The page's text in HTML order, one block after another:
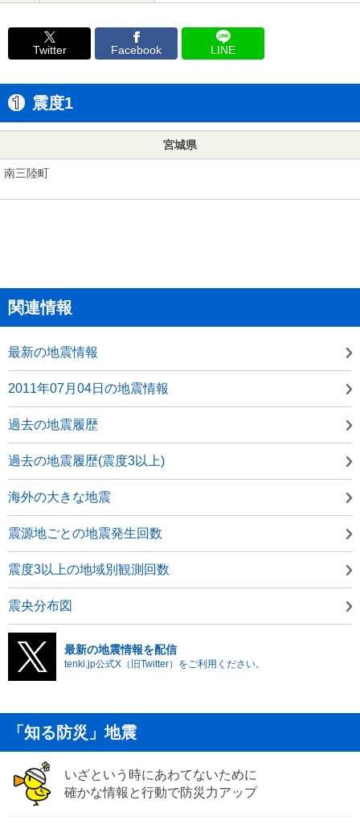
Twitter Facebook LINE
震度1
宮城県
南三陸町
関連情報
最新の地震情報
2011年07月04日の地震情報
過去の地震履歴
過去の地震履歴(震度3以上)
海外の大きな地震
震源地ごとの地震発生回数
震度3以上の地域別観測回数
震央分布図
最新の地震情報を配信
tenki.jp公式X（旧Twitter）をご利用ください。
「知る防災」地震
いざという時にあわてないために
確かな情報と行動で防災力アップ